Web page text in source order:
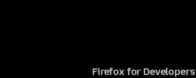
Firefox for Developers